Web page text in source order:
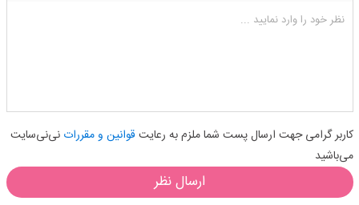
نظر خود را وارد نمایید ...
کاربر گرامی جهت ارسال پست شما ملزم به رعایت قوانین و مقرراتنی‌نی‌سایت
می‌باشید
ارسال نظر